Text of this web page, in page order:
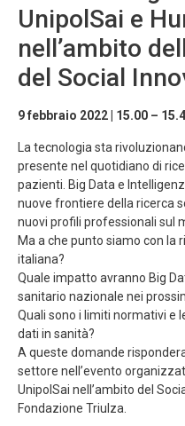
UnipolSai e
nell’ambito
del Social
9 febbraio 2022 | 15.00 –
La tecnologia sta
presente nel quotidiano di
pazienti. Big Data e
nuove frontiere della ricerca
nuovi profili professionali sul
Ma a che punto siamo con la
italiana?
Quale impatto avranno Big
sanitario nazionale nei
Quali sono i limiti normativi e
dati in sanità?
A queste domande
settore nell’evento
UnipolSai nell’ambito del
Fondazione Triulza.